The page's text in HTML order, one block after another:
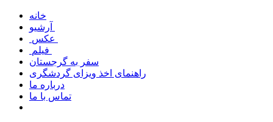
خانه
سفر به گرجستان
راهنمای اخذ ویزای گردشگری
درباره ما
تماس با ما